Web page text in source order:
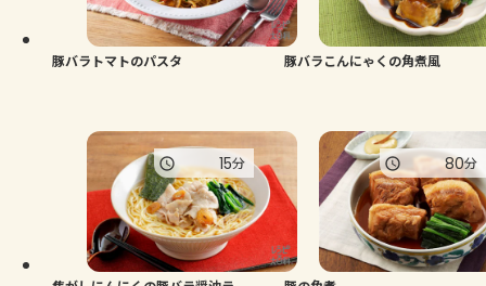
豚バラトマトのパスタ 豚バラこんにゃくの角煮風
15分 80分